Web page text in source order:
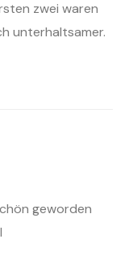
zwei waren
unterhaltsamer.
geworden